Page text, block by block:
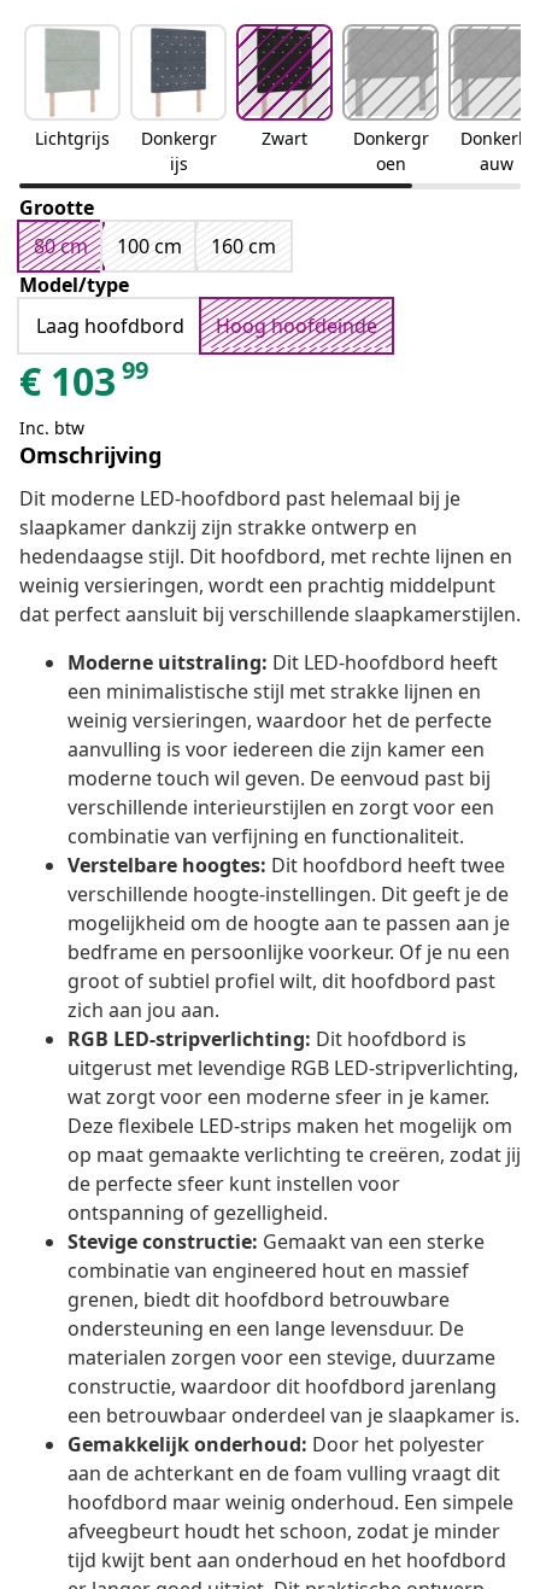
Lichtgrijs
Donkergr
ijs
Zwart
Donkergr
oen
Donkerbl
auw
Grootte
80 cm
100 cm
160 cm
Model/type
Laag hoofdbord
Hoog hoofdeinde
€ 103 99
Inc. btw
Omschrijving
Dit moderne LED-hoofdbord past helemaal bij je
slaapkamer dankzij zijn strakke ontwerp en
hedendaagse stijl. Dit hoofdbord, met rechte lijnen en
weinig versieringen, wordt een prachtig middelpunt
dat perfect aansluit bij verschillende slaapkamerstijlen.
Moderne uitstraling: Dit LED-hoofdbord heeft
een minimalistische stijl met strakke lijnen en
weinig versieringen, waardoor het de perfecte
aanvulling is voor iedereen die zijn kamer een
moderne touch wil geven. De eenvoud past bij
verschillende interieurstijlen en zorgt voor een
combinatie van verfijning en functionaliteit.
Verstelbare hoogtes: Dit hoofdbord heeft twee
verschillende hoogte-instellingen. Dit geeft je de
mogelijkheid om de hoogte aan te passen aan je
bedframe en persoonlijke voorkeur. Of je nu een
groot of subtiel profiel wilt, dit hoofdbord past
zich aan jou aan.
RGB LED-stripverlichting: Dit hoofdbord is
uitgerust met levendige RGB LED-stripverlichting,
wat zorgt voor een moderne sfeer in je kamer.
Deze flexibele LED-strips maken het mogelijk om
op maat gemaakte verlichting te creëren, zodat jij
de perfecte sfeer kunt instellen voor
ontspanning of gezelligheid.
Stevige constructie: Gemaakt van een sterke
combinatie van engineered hout en massief
grenen, biedt dit hoofdbord betrouwbare
ondersteuning en een lange levensduur. De
materialen zorgen voor een stevige, duurzame
constructie, waardoor dit hoofdbord jarenlang
een betrouwbaar onderdeel van je slaapkamer is.
Gemakkelijk onderhoud: Door het polyester
aan de achterkant en de foam vulling vraagt dit
hoofdbord maar weinig onderhoud. Een simpele
afveegbeurt houdt het schoon, zodat je minder
tijd kwijt bent aan onderhoud en het hoofdbord